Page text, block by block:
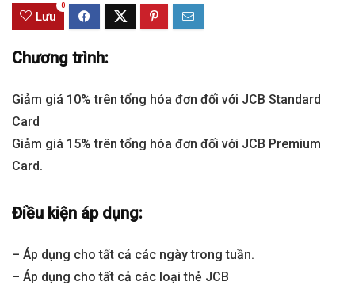
Lưu
0
Chương trình:
Giảm giá 10% trên tổng hóa đơn đối với JCB Standard
Card
Giảm giá 15% trên tổng hóa đơn đối với JCB Premium
Card.
Điều kiện áp dụng:
– Áp dụng cho tất cả các ngày trong tuần.
– Áp dụng cho tất cả các loại thẻ JCB